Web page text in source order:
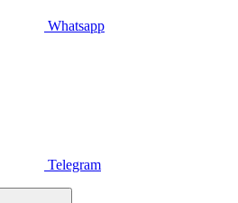
Whatsapp
Telegram